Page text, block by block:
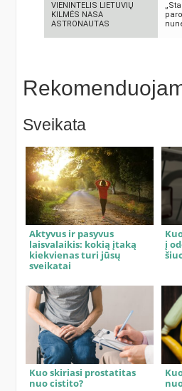
VIENINTELIS LIETUVIŲ
KILMĖS NASA
ASTRONAUTAS
Sveikata
Aktyvus ir pasyvus
laisvalaikis: kokią įtaką
kiekvienas turi jūsų
sveikatai
į
Kuo skiriasi prostatitas
nuo cistito?